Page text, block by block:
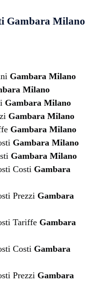
Gambara Milano
Gambara Milano
Milano
Gambara Milano
Gambara Milano
Gambara Milano
Gambara Milano
Gambara Milano
Costi Gambara
Prezzi Gambara
Tariffe Gambara
Costi Gambara
Prezzi Gambara